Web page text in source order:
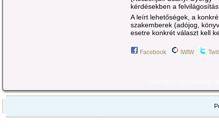
kérdésekben a
A leírt lehetőségek, a
szakemberek (adójog,
esetre konkrét választ kell
Facebook IWIW